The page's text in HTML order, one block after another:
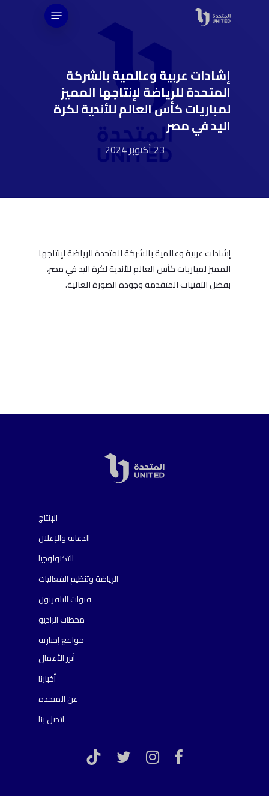
Menu
إشادات عربية وعالمية بالشركة
المتحدة للرياضة لإنتاجها المميز
لمباريات كأس العالم للأندية لكرة
اليد في مصر
23 أكتوبر 2024
إشادات عربية وعالمية بالشركة المتحدة للرياضة لإنتاجها
المميز لمباريات كأس العالم للأندية لكرة اليد في مصر،
بفضل التقنيات المتقدمة وجودة الصورة العالية.
الإنتاج
الدعاية والإعلان
التكنولوجيا
الرياضة وتنظيم الفعاليات
قنوات التلفزيون
محطات الراديو
مواقع إخبارية
أبرز الأعمال
أخبارنا
عن المتحدة
اتصل بنا
facebook
instagram
twitter
TikTok